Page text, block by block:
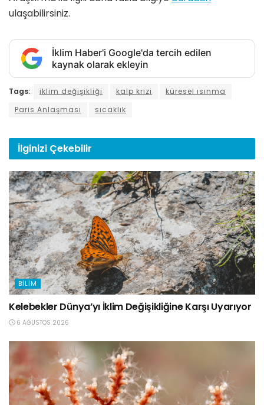
ulaşabilirsiniz.
İklim Haber'i Google'da tercih edilen
kaynak olarak ekleyin
Tags: iklim değişikliği kalp krizi
küresel ısınma
Paris Anlaşması
sıcaklık
İlginizi Çekebilir
BILIM
Kelebekler Dünya’yı İklim Değişikliğine Karşı Uyarıyor
6 AĞUSTOS 2026